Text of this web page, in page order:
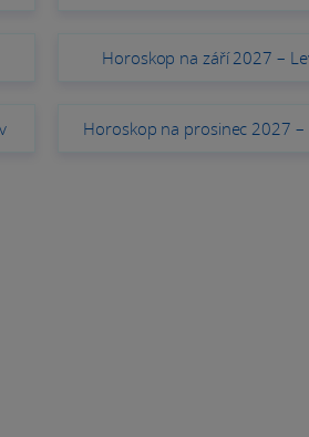
Horoskop na září 2027 –
Horoskop na prosinec 2027 –